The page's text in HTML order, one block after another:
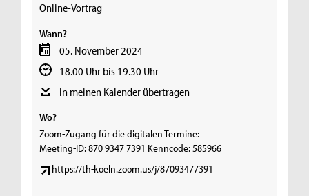
Online-Vortrag
Wann?
05. November 2024
18.00 Uhr bis 19.30 Uhr
in meinen Kalender übertragen
Wo?
Zoom-Zugang für die digitalen Termine:
Meeting-ID: 870 9347 7391 Kenncode: 585966
https://th-koeln.zoom.us/j/87093477391